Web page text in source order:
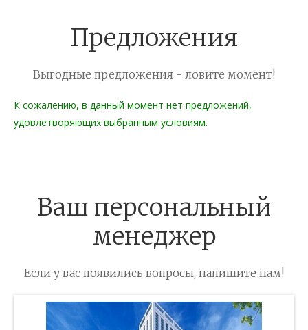
Предложения
Выгодные предложения - ловите момент!
К сожалению, в данный момент нет предложений,
удовлетворяющих выбранным условиям.
Ваш персональный
менеджер
Если у вас появились вопросы, напишите нам!